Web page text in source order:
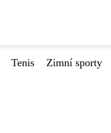
Tenis Zimní sporty